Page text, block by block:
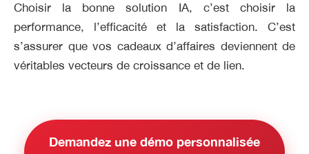
Choisir la bonne solution IA, c’est choisir la
performance, l’efficacité et la satisfaction. C’est
s’assurer que vos cadeaux d’affaires deviennent de
véritables vecteurs de croissance et de lien.
Demandez une démo personnalisée